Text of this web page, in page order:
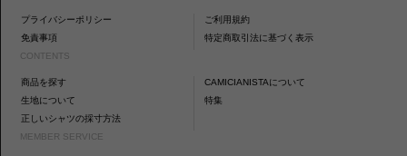
プライバシーポリシー
ご利用規約
免責事項
特定商取引法に基づく表示
CONTENTS
商品を探す
CAMICIANISTAについて
生地について
特集
正しいシャツの採寸方法
MEMBER SERVICE